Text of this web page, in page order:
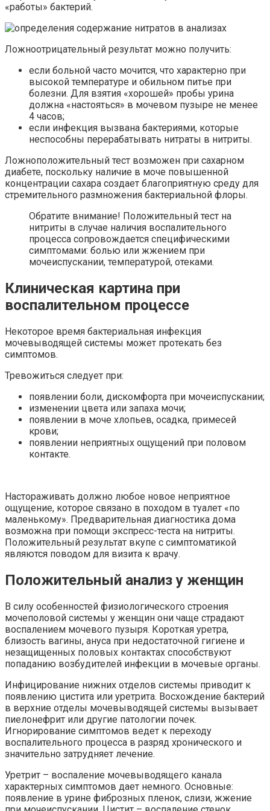
«работы» бактерий.
Ложноотрицательный результат можно получить:
если больной часто мочится, что характерно при
высокой температуре и обильном питье при
болезни. Для взятия «хорошей» пробы урина
должна «настояться» в мочевом пузыре не менее
4 часов;
если инфекция вызвана бактериями, которые
неспособны перерабатывать нитраты в нитриты.
Ложноположительный тест возможен при сахарном
диабете, поскольку наличие в моче повышенной
концентрации сахара создает благоприятную среду для
стремительного размножения бактериальной флоры.
Обратите внимание! Положительный тест на
нитриты в случае наличия воспалительного
процесса сопровождается специфическими
симптомами: болью или жжением при
мочеиспускании, температурой, отеками.
Клиническая картина при
воспалительном процессе
Некоторое время бактериальная инфекция
мочевыводящей системы может протекать без
симптомов.
Тревожиться следует при:
появлении боли, дискомфорта при мочеиспускании;
изменении цвета или запаха мочи;
появлении в моче хлопьев, осадка, примесей
крови;
появлении неприятных ощущений при половом
контакте.
Настораживать должно любое новое неприятное
ощущение, которое связано в походом в туалет «по
маленькому». Предварительная диагностика дома
возможна при помощи экспресс-теста на нитриты.
Положительный результат вкупе с симптоматикой
являются поводом для визита к врачу.
Положительный анализ у женщин
В силу особенностей физиологического строения
мочеполовой системы у женщин они чаще страдают
воспалением мочевого пузыря. Короткая уретра,
близость вагины, ануса при недостаточной гигиене и
незащищенных половых контактах способствуют
попаданию возбудителей инфекции в мочевые органы.
Инфицирование нижних отделов системы приводит к
появлению цистита или уретрита. Восхождение бактерий
в верхние отделы мочевыводящей системы вызывает
пиелонефрит или другие патологии почек.
Игнорирование симптомов ведет к переходу
воспалительного процесса в разряд хронического и
значительно затрудняет лечение.
Уретрит – воспаление мочевыводящего канала
характерных симптомов дает немного. Основные:
появление в урине фиброзных пленок, слизи, жжение